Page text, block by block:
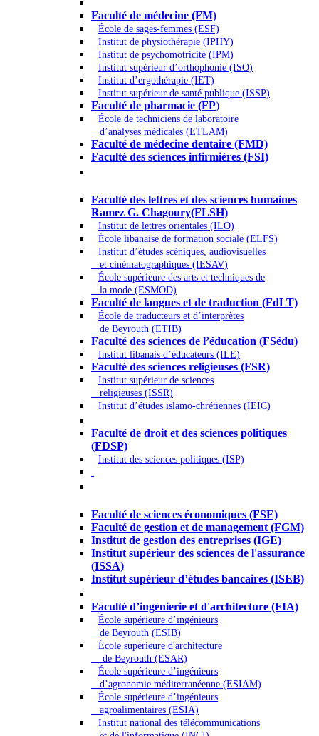
Faculté de médecine (FM)
École de sages-femmes (ESF)
Institut de physiothérapie (IPHY)
Institut de psychomotricité (IPM)
Institut supérieur d’orthophonie (ISO)
Institut d’ergothérapie (IET)
Institut supérieur de santé publique (ISSP)
Faculté de pharmacie (FP)
École de techniciens de laboratoire
d’analyses médicales (ETLAM)
Faculté de médecine dentaire (FMD)
Faculté des sciences infirmières (FSI)
Faculté des lettres et des sciences humaines
Ramez G. Chagoury(FLSH)
Institut de lettres orientales (ILO)
École libanaise de formation sociale (ELFS)
Institut d’études scéniques, audiovisuelles
et cinématographiques (IESAV)
École supérieure des arts et techniques de
la mode (ESMOD)
Faculté de langues et de traduction (FdLT)
École de traducteurs et d’interprètes
de Beyrouth (ETIB)
Faculté des sciences de l’éducation (FSédu)
Institut libanais d’éducateurs (ILE)
Faculté des sciences religieuses (FSR)
Institut supérieur de sciences
religieuses (ISSR)
Institut d’études islamo-chrétiennes (IEIC)
Faculté de droit et des sciences politiques
(FDSP)
Institut des sciences politiques (ISP)
Faculté de sciences économiques (FSE)
Faculté de gestion et de management (FGM)
Institut de gestion des entreprises (IGE)
Institut supérieur des sciences de l'assurance
(ISSA)
Institut supérieur d’études bancaires (ISEB)
Faculté d’ingénierie et d'architecture (FIA)
École supérieure d’ingénieurs
de Beyrouth (ESIB)
École supérieure d'architecture
de Beyrouth (ESAR)
École supérieure d’ingénieurs
d’agronomie méditerranéenne (ESIAM)
École supérieure d’ingénieurs
agroalimentaires (ESIA)
Institut national des télécommunications